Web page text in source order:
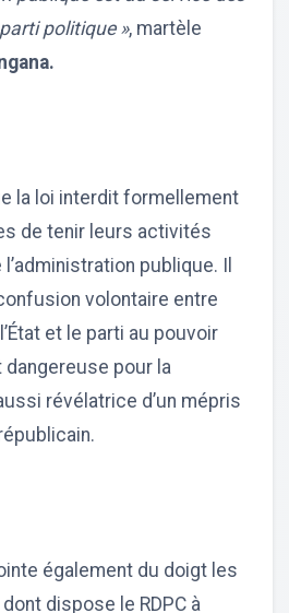
politique », martèle
la loi interdit formellement
de tenir leurs activités
publique. Il
volontaire entre
et le parti au pouvoir
pour la
révélatrice d’un mépris
également du doigt les
dispose le RDPC à